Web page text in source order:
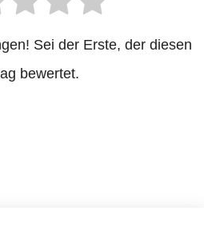
Sei der Erste, der diesen
bewertet.